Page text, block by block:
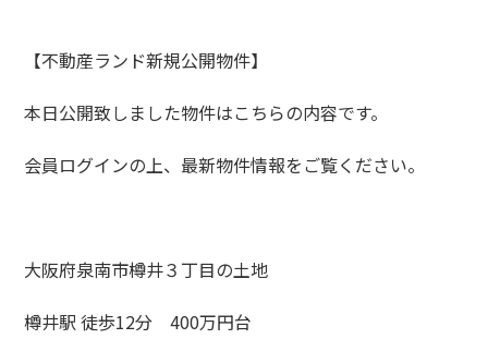
【不動産ランド新規公開物件】
本日公開致しました物件はこちらの内容です。
会員ログインの上、最新物件情報をご覧ください。
大阪府泉南市樽井３丁目の土地
樽井駅 徒歩12分 400万円台